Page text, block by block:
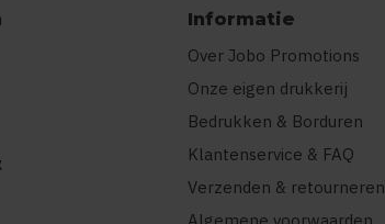
Informatie
Over Jobo Promotions
Onze eigen drukkerij
Bedrukken & Borduren
Klantenservice & FAQ
Verzenden & retourneren